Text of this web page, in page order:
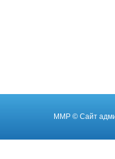
ММР © Cайт